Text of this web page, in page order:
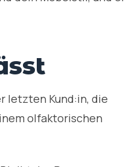
letzten Kund:in, die
olfaktorischen